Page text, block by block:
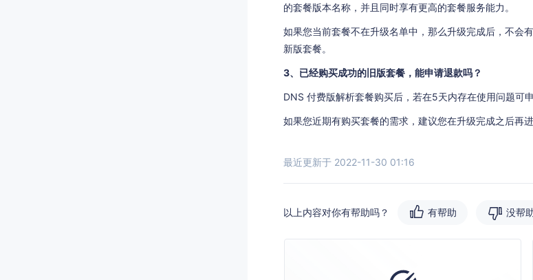
的套餐版本名称，并且同时享有更高的套餐服务能力。
如果您当前套餐不在升级名单中，那么升级完成后，不会
新版套餐。
3、已经购买成功的旧版套餐，能申请退款吗？
DNS 付费版解析套餐购买后，若在5天内存在使用问题可
如果您近期有购买套餐的需求，建议您在升级完成之后再进
最近更新于 2022-11-30 01:16
以上内容对你有帮助吗？ 有帮助 没帮